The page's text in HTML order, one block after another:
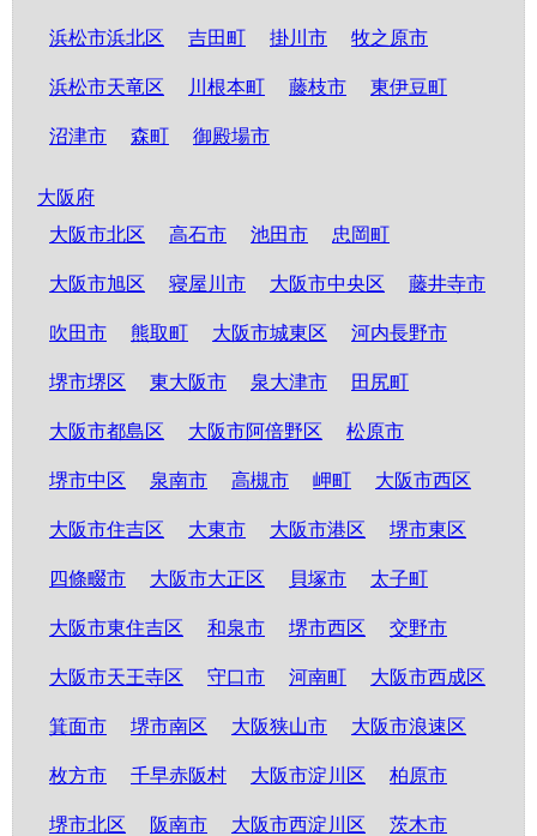
浜松市浜北区 吉田町 掛川市 牧之原市
浜松市天竜区 川根本町 藤枝市 東伊豆町
沼津市 森町 御殿場市
大阪府
大阪市北区
高石市 池田市 忠岡町
大阪市旭区 寝屋川市 大阪市中央区 藤井寺市
吹田市 熊取町 大阪市城東区 河内長野市
堺市堺区 東大阪市 泉大津市 田尻町
大阪市都島区 大阪市阿倍野区 松原市
堺市中区 泉南市 高槻市 岬町 大阪市西区
大阪市住吉区 大東市 大阪市港区 堺市東区
四條畷市 大阪市大正区 貝塚市 太子町
大阪市東住吉区 和泉市 堺市西区 交野市
大阪市天王寺区 守口市 河南町 大阪市西成区
箕面市 堺市南区 大阪狭山市 大阪市浪速区
枚方市 千早赤阪村 大阪市淀川区 柏原市
堺市北区 阪南市 大阪市西淀川区 茨木市